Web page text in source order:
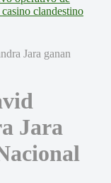
clandestino
Jara